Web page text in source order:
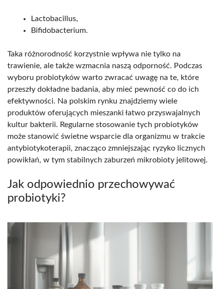
Lactobacillus,
Bifidobacterium.
Taka różnorodność korzystnie wpływa nie tylko na
trawienie, ale także wzmacnia naszą odporność. Podczas
wyboru probiotyków warto zwracać uwagę na te, które
przeszły dokładne badania, aby mieć pewność co do ich
efektywności. Na polskim rynku znajdziemy wiele
produktów oferujących mieszanki łatwo przyswajalnych
kultur bakterii. Regularne stosowanie tych probiotyków
może stanowić świetne wsparcie dla organizmu w trakcie
antybiotykoterapii, znacząco zmniejszając ryzyko licznych
powikłań, w tym stabilnych zaburzeń mikrobioty jelitowej.
Jak odpowiednio przechowywać
probiotyki?